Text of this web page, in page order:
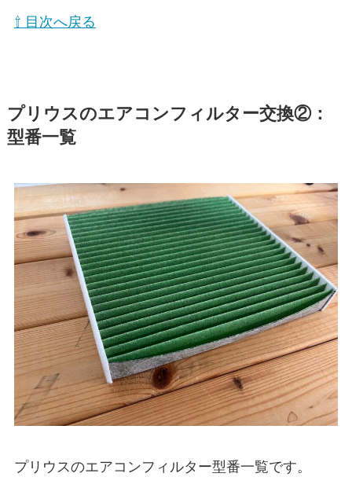
⇧ 目次へ戻る
プリウスのエアコンフィルター交換②：
型番一覧
プリウスのエアコンフィルター型番一覧です。